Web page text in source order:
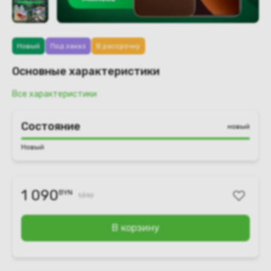
Новый Под заказ В рассрочку
Основные характеристики
Все характеристики
Состояние новый
Новый
1 090BYN 1310
В корзину